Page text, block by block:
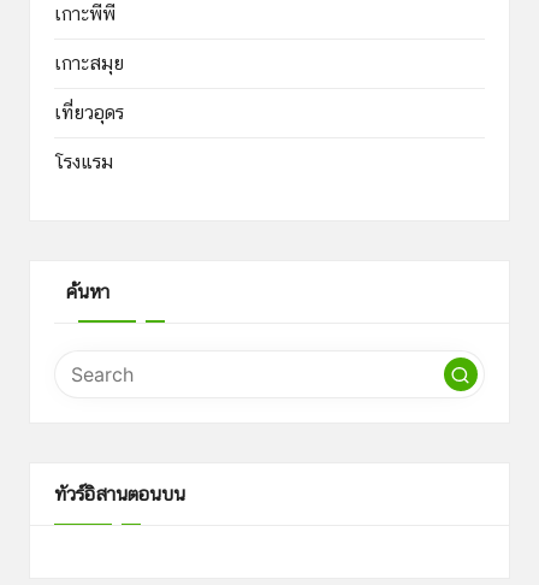
เกาะพีพี
เกาะสมุย
เที่ยวอุดร
โรงแรม
ค้นหา
ทัวร์อิสานตอนบน